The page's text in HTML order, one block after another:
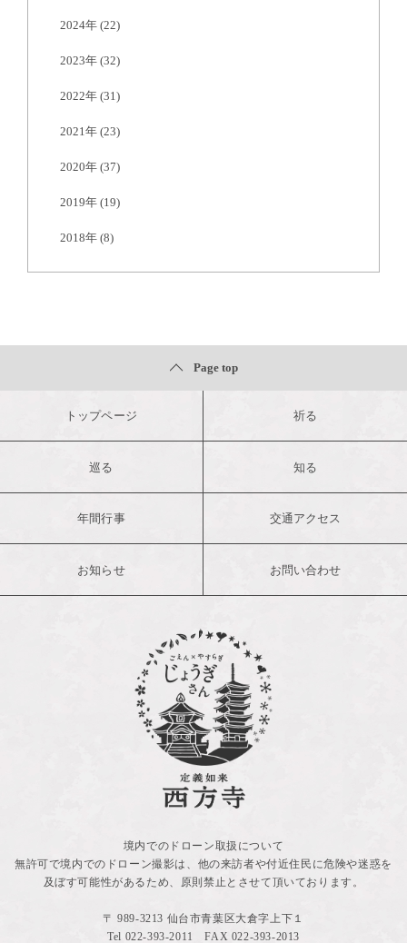
2024年 (22)
2023年 (32)
2022年 (31)
2021年 (23)
2020年 (37)
2019年 (19)
2018年 (8)
Page top
トップページ 祈る
巡る 知る
年間行事 交通アクセス
お知らせ お問い合わせ
境内でのドローン取扱について
無許可で境内でのドローン撮影は、他の来訪者や付近住民に危険や迷惑を
及ぼす可能性があるため、原則禁止とさせて頂いております。
〒 989-3213 仙台市青葉区大倉字上下１
Tel 022-393-2011 FAX 022-393-2013